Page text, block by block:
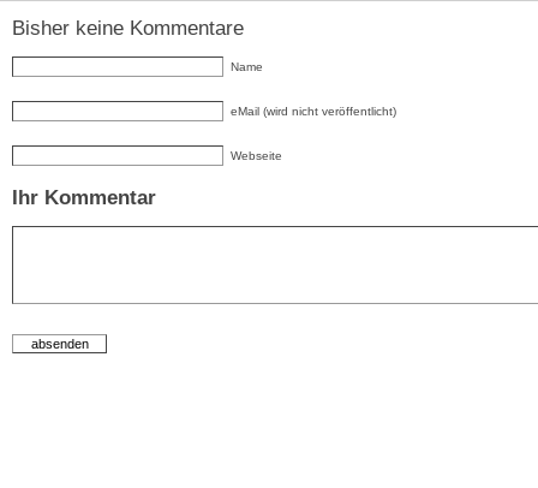
Bisher keine Kommentare
Name
eMail (wird nicht veröffentlicht)
Webseite
Ihr Kommentar